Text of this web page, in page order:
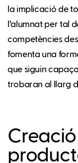
la implicació de
l’alumnat per tal
competències
fomenta una
que siguin
trobaran al llarg
Creació